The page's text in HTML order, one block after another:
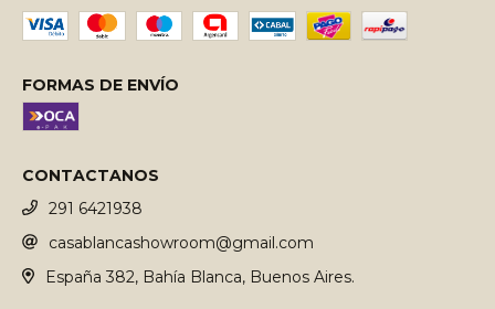
FORMAS DE ENVÍO
CONTACTANOS
291 6421938
casablancashowroom@gmail.com
España 382, Bahía Blanca, Buenos Aires.